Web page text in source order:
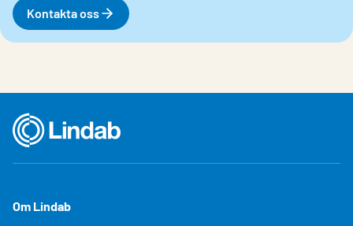
Kontakta oss
Om Lindab